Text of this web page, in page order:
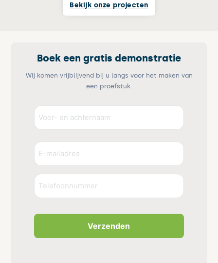
Bekijk onze projecten
Boek een gratis demonstratie
Wij komen vrijblijvend bij u langs voor het maken van
een proefstuk.
Voor-
en
(Vereist)
E-
mailadres
(Vereist)
Telefoonnummer
CAPTCHA